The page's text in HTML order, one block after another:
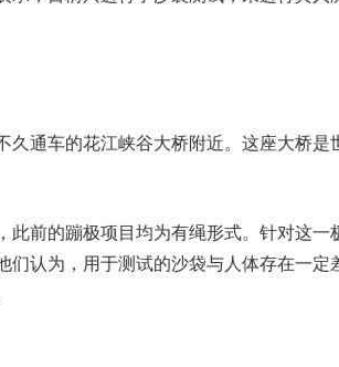
久通车的花江峡谷大桥附近。这座大桥是
此前的蹦极项目均为有绳形式。针对这一
们认为，用于测试的沙袋与人体存在一定